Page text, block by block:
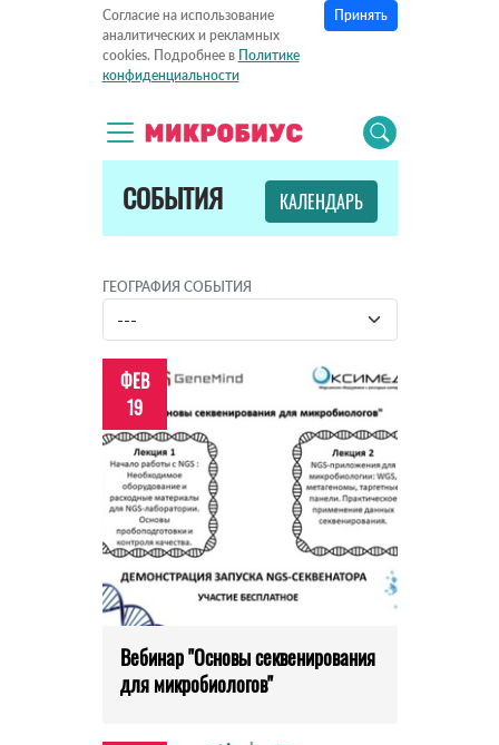
Согласие на использование
аналитических и рекламных
cookies. Подробнее в Политике
конфиденциальности
Принять
СОБЫТИЯ КАЛЕНДАРЬ
ГЕОГРАФИЯ СОБЫТИЯ
ФЕВ
19
Вебинар "Основы секвенирования
для микробиологов"